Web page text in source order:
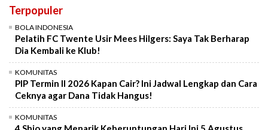
Terpopuler
BOLA INDONESIA
Pelatih FC Twente Usir Mees Hilgers: Saya Tak Berharap
Dia Kembali ke Klub!
KOMUNITAS
PIP Termin II 2026 Kapan Cair? Ini Jadwal Lengkap dan Cara
Ceknya agar Dana Tidak Hangus!
KOMUNITAS